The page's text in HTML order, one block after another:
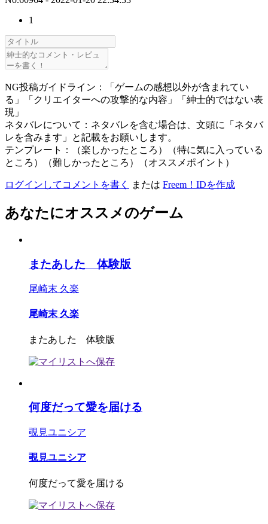
1
NG投稿ガイドライン：「ゲームの感想以外が含まれてい
る」「クリエイターへの攻撃的な内容」「紳士的ではない表
現」
ネタバレについて：ネタバレを含む場合は、文頭に「ネタバ
レを含みます」と記載をお願いします。
テンプレート：（楽しかったところ）（特に気に入っている
ところ）（難しかったところ）（オススメポイント）
ログインしてコメントを書く または Freem！IDを作成
あなたにオススメのゲーム
またあした 体験版
尾崎末 久楽
尾崎末 久楽
またあした 体験版
何度だって愛を届ける
覗見ユニシア
覗見ユニシア
何度だって愛を届ける